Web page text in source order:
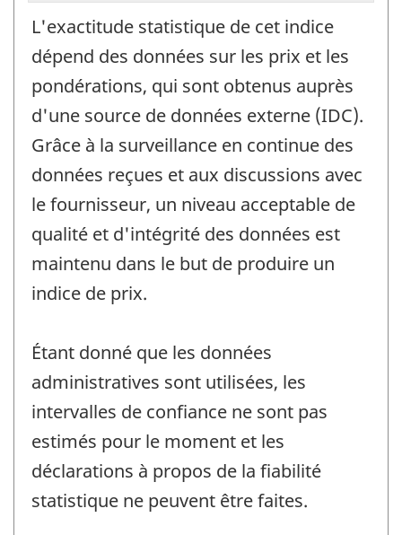
L'exactitude statistique de cet indice
dépend des données sur les prix et les
pondérations, qui sont obtenus auprès
d'une source de données externe (IDC).
Grâce à la surveillance en continue des
données reçues et aux discussions avec
le fournisseur, un niveau acceptable de
qualité et d'intégrité des données est
maintenu dans le but de produire un
indice de prix.
Étant donné que les données
administratives sont utilisées, les
intervalles de confiance ne sont pas
estimés pour le moment et les
déclarations à propos de la fiabilité
statistique ne peuvent être faites.